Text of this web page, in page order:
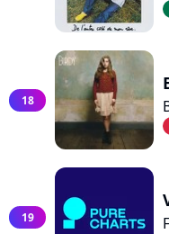
18
19